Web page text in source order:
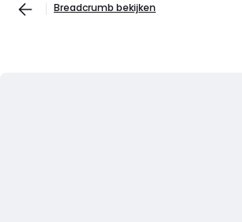
Breadcrumb bekijken